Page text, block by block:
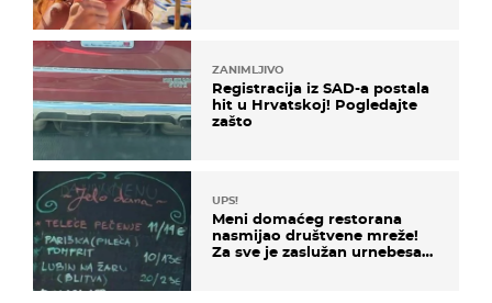
ZANIMLJIVO
Registracija iz SAD-a postala
hit u Hrvatskoj! Pogledajte
zašto
UPS!
Meni domaćeg restorana
nasmijao društvene mreže!
Za sve je zaslužan urnebesan